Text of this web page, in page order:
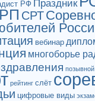
РФ Праздник
СРТ
вебинар
многоборье
позывной
рейтинг слёт
цифровые виды